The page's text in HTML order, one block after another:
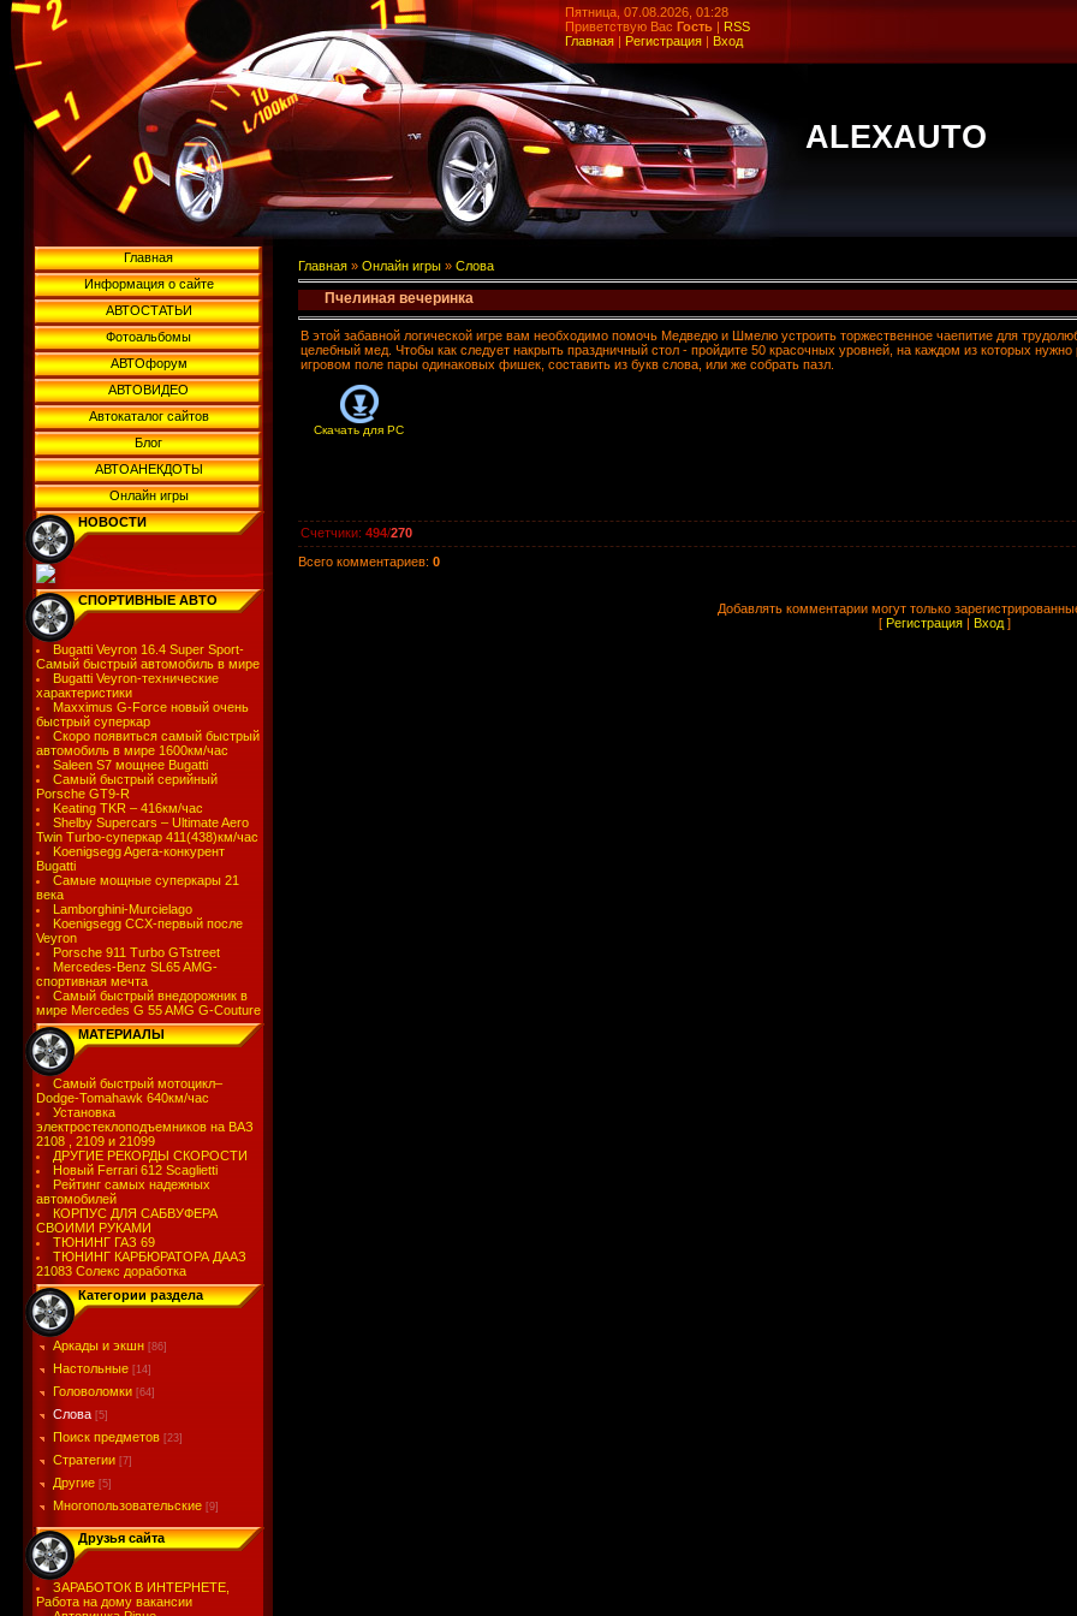
Пятница, 07.08.2026, 01:28
Приветствую Вас Гость | RSS
Главная | Регистрация | Вход
ALEXAUTO
Главная
Информация о сайте
АВТОСТАТЬИ
Фотоальбомы
АВТОфорум
АВТОВИДЕО
Автокаталог сайтов
Блог
АВТОАНЕКДОТЫ
Онлайн игры
НОВОСТИ
СПОРТИВНЫЕ АВТО
Bugatti Veyron 16.4 Super Sport-
Самый быстрый автомобиль в мире
Bugatti Veyron-технические
характеристики
Maxximus G-Force новый очень
быстрый суперкар
Скоро появиться самый быстрый
автомобиль в мире 1600км/час
Saleen S7 мощнее Bugatti
Самый быстрый серийный
Porsche GT9-R
Keating TKR – 416км/час
Shelby Supercars – Ultimate Aero
Twin Turbo-суперкар 411(438)км/час
Koenigsegg Agera-конкурент
Bugatti
Самые мощные суперкары 21
века
Lamborghini-Murcielago
Koenigsegg CCX-первый после
Veyron
Porsche 911 Turbo GTstreet
Mercedes-Benz SL65 AMG-
спортивная мечта
Самый быстрый внедорожник в
мире Mercedes G 55 AMG G-Couture
МАТЕРИАЛЫ
Самый быстрый мотоцикл–
Dodge-Tomahawk 640км/час
Установка
электростеклоподъемников на ВАЗ
2108 , 2109 и 21099
ДРУГИЕ РЕКОРДЫ СКОРОСТИ
Новый Ferrari 612 Scaglietti
Рейтинг самых надежных
автомобилей
КОРПУС ДЛЯ САБВУФЕРА
СВОИМИ РУКАМИ
ТЮНИНГ ГАЗ 69
ТЮНИНГ КАРБЮРАТОРА ДААЗ
21083 Солекс доработка
Категории раздела
Аркады и экшн [86]
Настольные [14]
Головоломки [64]
Слова [5]
Поиск предметов [23]
Стратегии [7]
Другие [5]
Многопользовательские [9]
Друзья сайта
ЗАРАБОТОК В ИНТЕРНЕТЕ,
Работа на дому вакансии
Главная » Онлайн игры » Слова
Пчелиная вечеринка
В этой забавной логической игре вам необходимо помочь Медведю и Шмелю устроить торжественное чаепитие для
целебный мед. Чтобы как следует накрыть праздничный стол - пройдите 50 красочных уровней, на каждом из которых
игровом поле пары одинаковых фишек, составить из букв слова, или же собрать пазл.
Скачать для PC
Счетчики: 494/270
Всего комментариев: 0
Добавлять комментарии могут только
[ Регистрация Вход ]